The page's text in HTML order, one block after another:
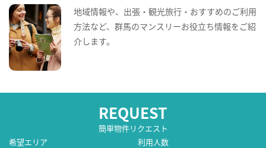
地域情報や、出張・観光旅行・おすすめのご利用
方法など、群馬のマンスリーお役立ち情報をご紹
介します。
REQUEST
簡単物件リクエスト
希望エリア
利用人数